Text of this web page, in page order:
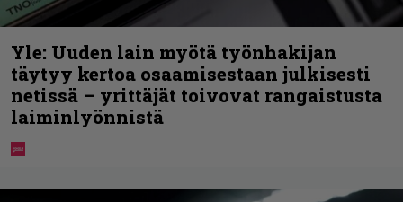
Yle: Uuden lain myötä työnhakijan
täytyy kertoa osaamisestaan julkisesti
netissä – yrittäjät toivovat rangaistusta
laiminlyönnistä